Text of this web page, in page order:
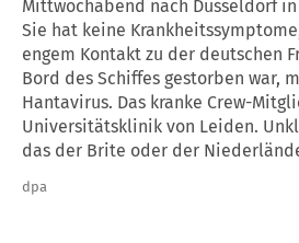
Mittwochabend nach Düsseldorf
Sie hat keine
engem Kontakt zu der deutschen
Bord des Schiffes gestorben war,
Hantavirus. Das kranke Crew-
Universitätsklinik von Leiden.
das der Brite oder der
dpa